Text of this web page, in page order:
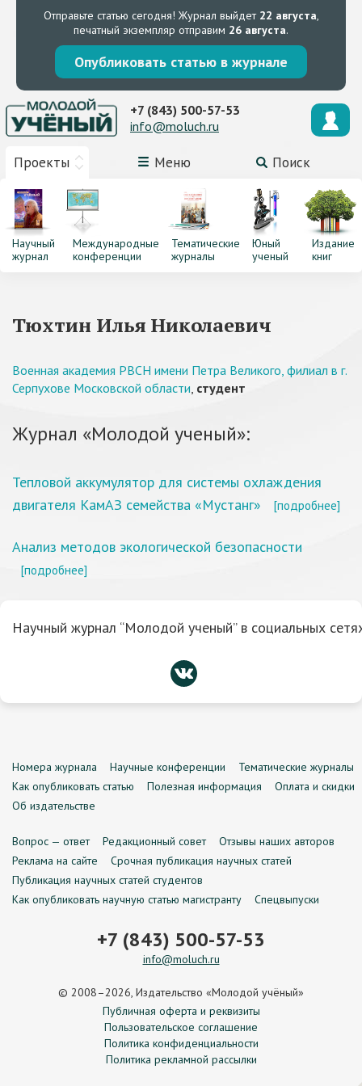
Отправьте статью сегодня! Журнал выйдет 22 августа,
печатный экземпляр отправим 26 августа.
Опубликовать статью в журнале
Проекты Меню Поиск
+7 (843) 500-57-53
info@moluch.ru
Научный
журнал
Международные
конференции
Тематические
журналы
Юный
ученый
Издание
книг
Тюхтин Илья Николаевич
Военная академия РВСН имени Петра Великого, филиал в г.
Серпухове Московской области, студент
Журнал «Молодой ученый»:
Тепловой аккумулятор для системы охлаждения
двигателя КамАЗ семейства «Мустанг»
[подробнее]
Анализ методов экологической безопасности
[подробнее]
Научный журнал “Молодой ученый” в социальных
Номера журнала Научные конференции
Тематические журналы
Как опубликовать статью
Полезная информация
Оплата и скидки
Об издательстве
Вопрос — ответ Редакционный совет
Отзывы наших авторов
Реклама на сайте
Срочная публикация научных статей
Публикация научных статей студентов
Как опубликовать научную статью магистранту
Спецвыпуски
+7 (843) 500-57-53
info@moluch.ru
© 2008–2026, Издательство «Молодой учёный»
Публичная оферта и реквизиты
Пользовательское соглашение
Политика конфиденциальности
Политика рекламной рассылки